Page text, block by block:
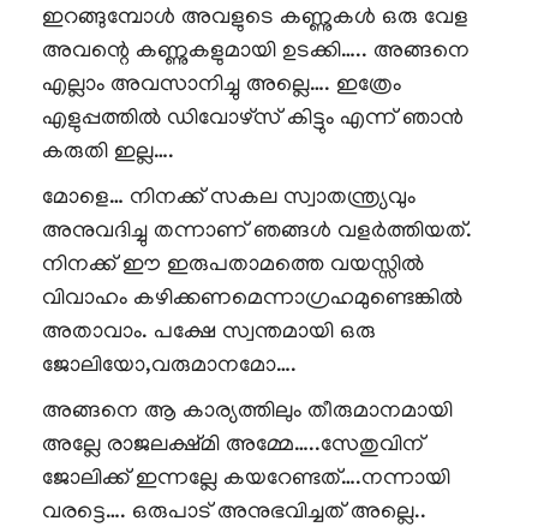
ഇറങ്ങുമ്പോൾ അവളുടെ കണ്ണുകൾ ഒരു വേള
അവന്റെ കണ്ണുകളുമായി ഉടക്കി….. അങ്ങനെ
എല്ലാം അവസാനിച്ചു അല്ലെ…. ഇത്രേം
എളുപ്പത്തിൽ ഡിവോഴ്സ് കിട്ടും എന്ന് ഞാൻ
കരുതി ഇല്ല….
മോളെ… നിനക്ക് സകല സ്വാതന്ത്ര്യവും
അനുവദിച്ചു തന്നാണ് ഞങ്ങൾ വളർത്തിയത്.
നിനക്ക് ഈ ഇരുപതാമത്തെ വയസ്സിൽ
വിവാഹം കഴിക്കണമെന്നാഗ്രഹമുണ്ടെങ്കിൽ
അതാവാം. പക്ഷേ സ്വന്തമായി ഒരു
ജോലിയോ,വരുമാനമോ….
അങ്ങനെ ആ കാര്യത്തിലും തീരുമാനമായി
അല്ലേ രാജലക്ഷ്മി അമ്മേ…..സേതുവിന്
ജോലിക്ക് ഇന്നല്ലേ കയറേണ്ടത്….നന്നായി
വരട്ടെ…. ഒരുപാട് അനുഭവിച്ചത് അല്ലെ..